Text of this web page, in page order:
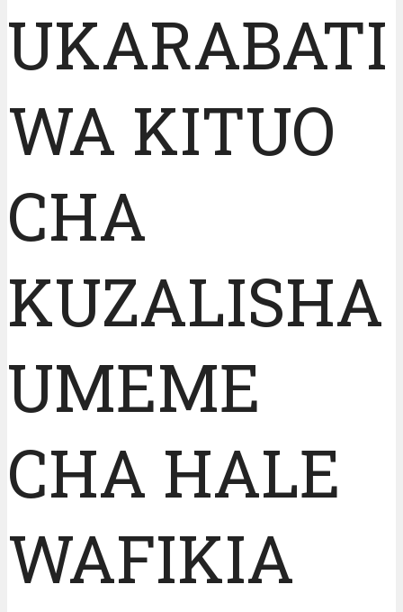
UKARABATI
WA KITUO
CHA
KUZALISHA
UMEME
CHA HALE
WAFIKIA